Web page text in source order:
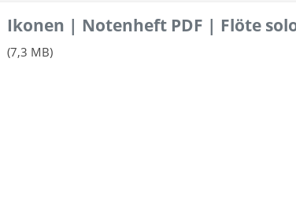
Ikonen | Notenheft PDF | Flöte
(7,3 MB)